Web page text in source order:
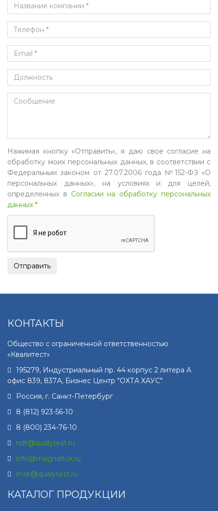
Нажимая кнопку «Отправить», я даю свое согласие на
обработку моих персональных данных, в соответствии с
Федеральным законом от 27.07.2006 года №152-ФЗ «О
персональных данных», на условиях и для целей,
определенных в Согласии на обработку персональных
данных *
КОНТАКТЫ
Общество с ограниченной ответственностью
«Квалитест»
195279, Индустриальный пр. 44 корпус 2 литера А
офис 839, 837А, Бизнес Центр "ОХТА ХАУС"
Россия, г. Санкт-Петербург
8 (812) 923-56-10
8 (800) 234-76-10
ndt@qualytest.ru
info@magnaflux.ru
msk@qualytest.ru
КАТАЛОГ ПРОДУКЦИИ